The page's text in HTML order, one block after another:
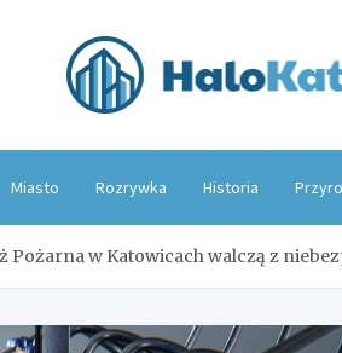
Miasto Rozrywka Historia
Pożarna w Katowicach walczą z